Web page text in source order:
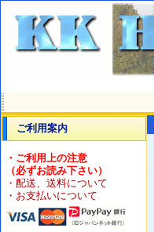
ご利用案内
・ご利用上の注意
（必ずお読み下さい）
・配送、送料について
・お支払いについて